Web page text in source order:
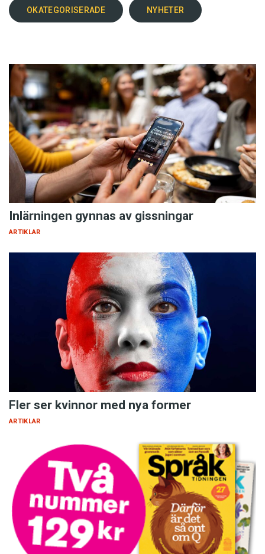
OKATEGORISERADE NYHETER
Inlärningen gynnas av gissningar
ARTIKLAR
Fler ser kvinnor med nya former
ARTIKLAR